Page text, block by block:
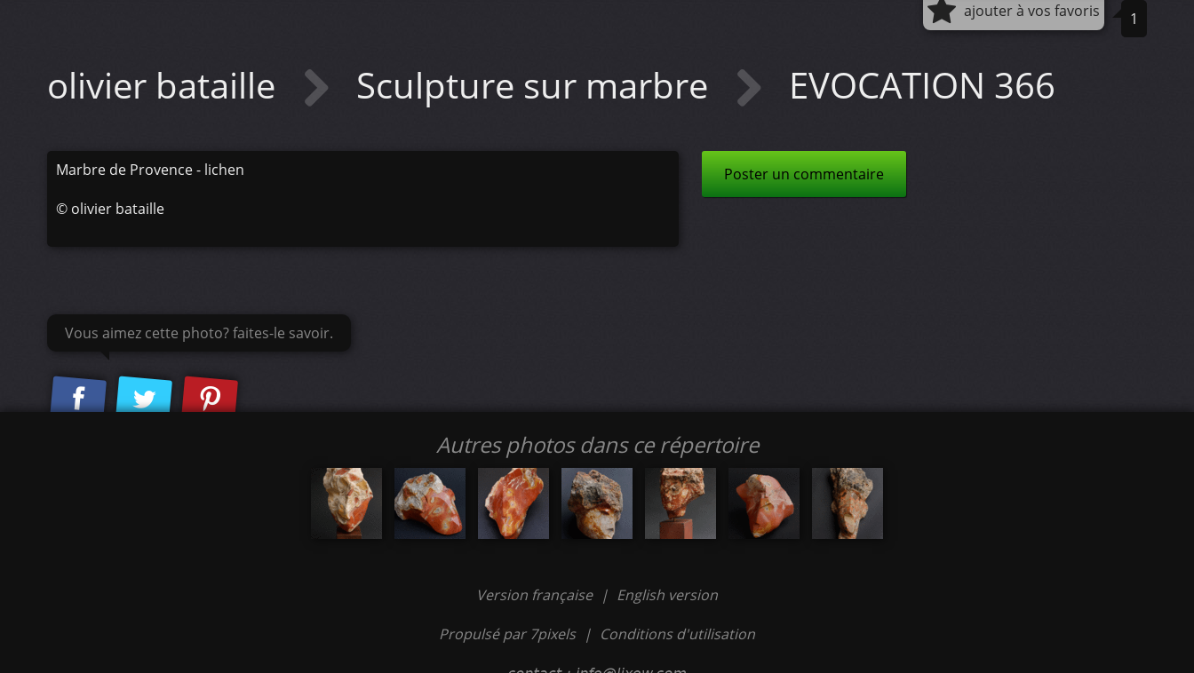
ajouter à vos favoris 1
olivier bataille Sculpture sur marbre EVOCATION 366
Marbre de Provence - lichen
© olivier bataille
Poster un commentaire
Vous aimez cette photo? faites-le savoir.
Autres photos dans ce répertoire
Version française | English version
Propulsé par 7pixels | Conditions d'utilisation